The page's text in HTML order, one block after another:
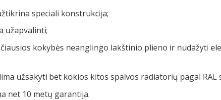
speciali konstrukcija;
užapvalinti;
kokybės neanglingo lakštinio plieno ir nudažyti
užsakyti bet kokios kitos spalvos radiatorių pagal RAL
net 10 metų garantija.